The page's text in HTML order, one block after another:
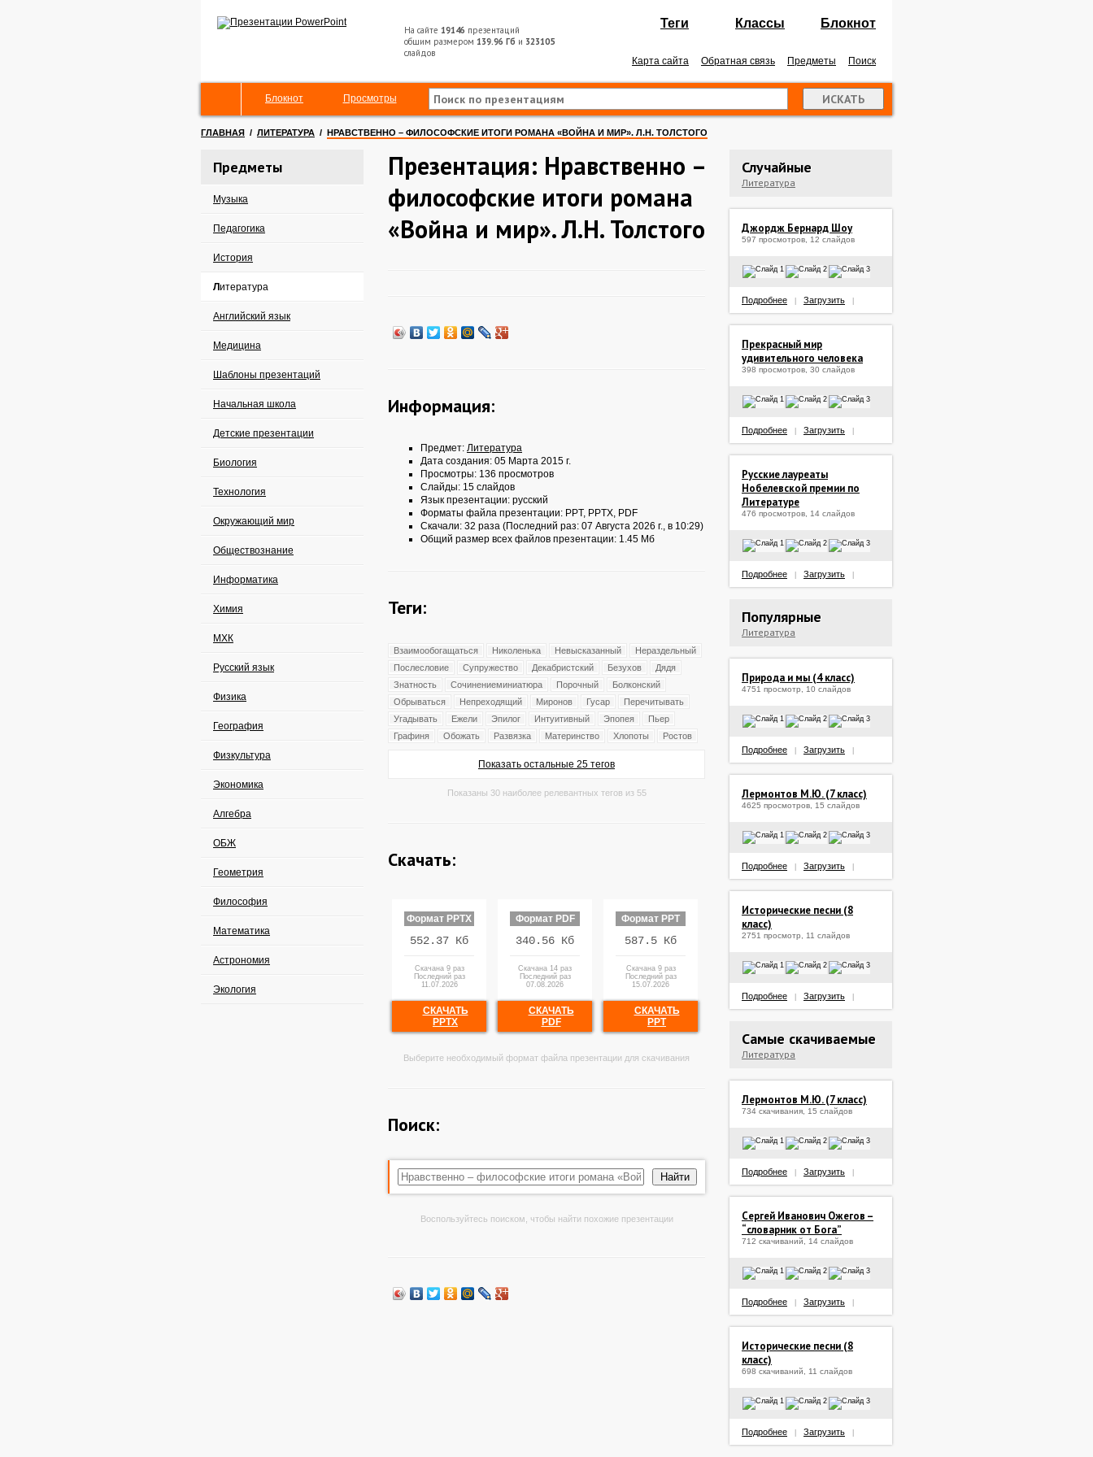
На сайте 19146 презентаций
общим размером 139.96 Гб и 323105
слайдов
Теги Классы Блокнот
Карта сайта Обратная связь Предметы Поиск
Блокнот Просмотры
ГЛАВНАЯ / ЛИТЕРАТУРА / НРАВСТВЕННО – ФИЛОСОФСКИЕ ИТОГИ РОМАНА «ВОЙНА И МИР». Л.Н. ТОЛСТОГО
Предметы
Музыка
Педагогика
История
Литература
Английский язык
Медицина
Шаблоны презентаций
Начальная школа
Детские презентации
Биология
Технология
Окружающий мир
Обществознание
Информатика
Химия
МХК
Русский язык
Физика
География
Физкультура
Экономика
Алгебра
ОБЖ
Геометрия
Философия
Математика
Астрономия
Экология
Презентация: Нравственно –
философские итоги романа
«Война и мир». Л.Н. Толстого
Информация:
Предмет: Литература
Дата создания: 05 Марта 2015 г.
Просмотры: 136 просмотров
Слайды: 15 слайдов
Язык презентации: русский
Форматы файла презентации: PPT, PPTX, PDF
Скачали: 32 раза (Последний раз: 07 Августа 2026 г., в 10:29)
Общий размер всех файлов презентации: 1.45 Мб
Теги:
Взаимообогащаться Николенька Невысказанный
Нераздельный
Послесловие
Супружество Декабристский Безухов
Дядя
Знатность
Сочинениеминиатюра Порочный
Болконский
Обрываться
Непреходящий Миронов Гусар
Перечитывать
Угадывать
Ежели Эпилог Интуитивный Эпопея
Пьер
Графиня
Обожать Развязка Материнство Хлопоты Ростов
Показать остальные 25 тегов
Показаны 30 наиболее релевантных тегов из 55
Скачать:
Формат PPTX
552.37 Кб
Скачана 9 раз
Последний раз
11.07.2026
СКАЧАТЬ
PPTX
Формат PDF
340.56 Кб
Скачана 14 раз
Последний раз
07.08.2026
СКАЧАТЬ
PDF
Формат PPT
587.5 Кб
Скачана 9 раз
Последний раз
15.07.2026
СКАЧАТЬ
PPT
Выберите необходимый формат файла презентации для скачивания
Поиск:
Воспользуйтесь поиском, чтобы найти похожие презентации
Случайные
Литература
Джордж Бернард Шоу
597 просмотров, 12 слайдов
Подробнее Загрузить
Прекрасный мир
удивительного человека
398 просмотров, 30 слайдов
Подробнее Загрузить
Русские лауреаты
Нобелевской премии по
Литературе
476 просмотров, 14 слайдов
Подробнее Загрузить
Популярные
Литература
Природа и мы (4 класс)
4751 просмотр, 10 слайдов
Подробнее Загрузить
Лермонтов М.Ю. (7 класс)
4625 просмотров, 15 слайдов
Подробнее Загрузить
Исторические песни (8
класс)
2751 просмотр, 11 слайдов
Подробнее Загрузить
Самые скачиваемые
Литература
Лермонтов М.Ю. (7 класс)
734 скачивания, 15 слайдов
Подробнее Загрузить
Сергей Иванович Ожегов –
“словарник от Бога”
712 скачиваний, 14 слайдов
Подробнее Загрузить
Исторические песни (8
класс)
698 скачиваний, 11 слайдов
Подробнее Загрузить